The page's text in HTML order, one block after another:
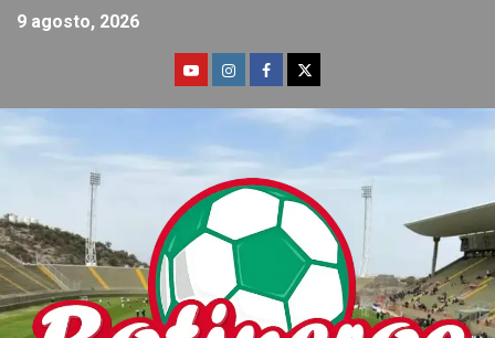
9 agosto, 2026